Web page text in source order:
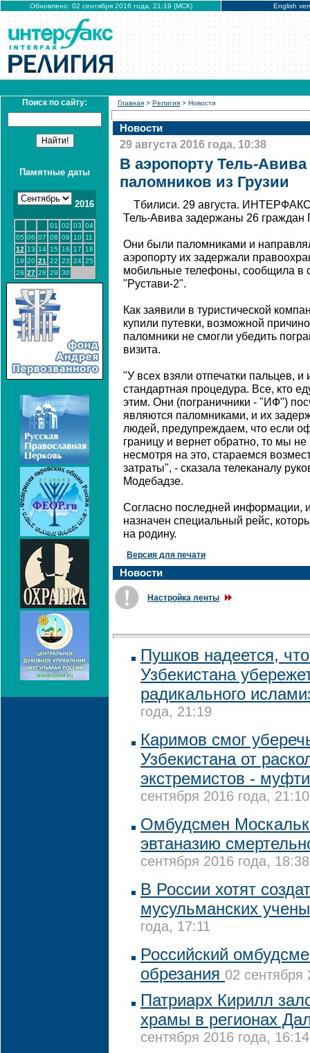
Обновлено: 02 сентября 2016 года, 21:19 (МСК) English
Поиск по сайту:
Памятные даты
2016
01 02 03 04
05 06 07 08 09 10
11
12 13 14 15 16 17
18
19 20 21 22 23 24 25
26 27 28 29 30
Главная > Религия > Новости
Новости
29 августа 2016 года, 10:38
В аэропорту Тель-
паломников из Грузии
Тбилиси. 29 августа.
Тель-Авива задержаны 26 граждан
Они были паломниками и
аэропорту их задержали
мобильные телефоны, сообщила в
"Рустави-2".
Как заявили в туристической
купили путевки, возможной
паломники не смогли убедить
визита.
"У всех взяли отпечатки пальцев,
стандартная процедура. Все, кто
этим. Они (пограничники - "ИФ")
являются паломниками, и их
людей, предупреждаем, что если
границу и вернет обратно, то мы
несмотря на это, стараемся
затраты", - сказала телеканалу
Модебадзе.
Согласно последней информации,
назначен специальный рейс,
на родину.
Версия для печати
Новости
Настройка ленты
Пушков надеется,
Узбекистана
радикального
года, 21:19
Каримов смог
Узбекистана от
экстремистов -
сентября 2016 года, 21:10
Омбудсмен
эвтаназию
сентября 2016 года, 18:38
В России хотят
мусульманских
года, 17:11
Российский
обрезания 02 сентября
Патриарх Кирилл
храмы в регионах
сентября 2016 года, 16:14